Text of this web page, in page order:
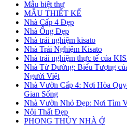
Mẫu biệt thự
MẪU THIẾT KẾ
Nhà Cấp 4 Đẹp
Nhà Ống Đẹp
Nhà trải nghiệm kisato
Nhà Trải Nghiệm Kisato
Nhà trải nghiệm thực tế của
Nhà Từ Đường: Biểu Tượng
Người Việt
Nhà Vườn Cấp 4: Nơi Hòa
Gian Sống
Nhà Vườn Nhỏ Đẹp: Nơi Tìm
Nội Thất Đẹp
PHONG THỦY NHÀ Ở